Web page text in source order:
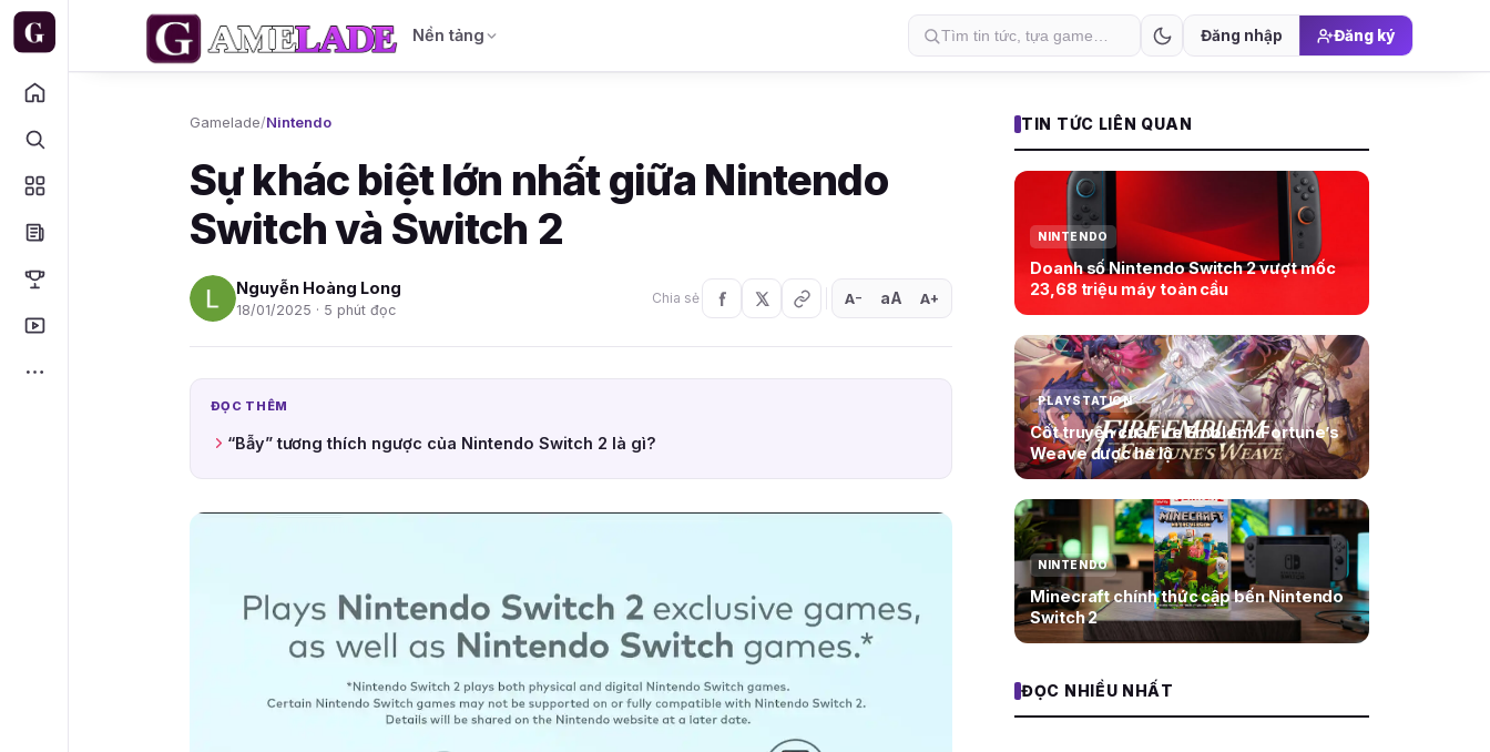
Nền tảng Đăng nhập Đăng ký
Gamelade/Nintendo
Sự khác biệt lớn nhất giữa Nintendo
Switch và Switch 2
Nguyễn Hoàng Long
18/01/2025 · 5 phút đọc
Chia sẻ A− aA A+
ĐỌC THÊM
“Bẫy” tương thích ngược của Nintendo Switch 2 là gì?
TIN TỨC LIÊN QUAN
NINTENDO
Doanh số Nintendo Switch 2 vượt mốc
23,68 triệu máy toàn cầu
PLAYSTATION
Cốt truyện của Fire Emblem: Fortune’s
Weave được hé lộ
NINTENDO
Minecraft chính thức cập bến Nintendo
Switch 2
ĐỌC NHIỀU NHẤT